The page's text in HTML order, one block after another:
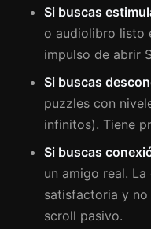
Si buscas
o audiolibro listo
impulso de abrir
Si buscas
puzzles con
infinitos). Tiene
Si buscas
un amigo real.
satisfactoria y
scroll pasivo.